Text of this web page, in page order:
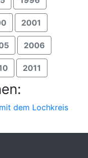
2001
2006
2011
dem Lochkreis